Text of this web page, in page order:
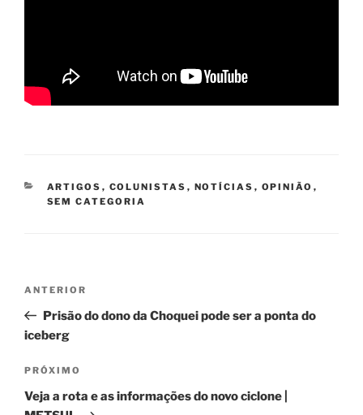
CATEGORIAS
ARTIGOS , COLUNISTAS , NOTÍCIAS , OPINIÃO ,
SEM CATEGORIA
Post
Post
anterior
ANTERIOR
Prisão do dono da Choquei pode ser a ponta do
iceberg
Próximo
post
PRÓXIMO
Veja a rota e as informações do novo ciclone |